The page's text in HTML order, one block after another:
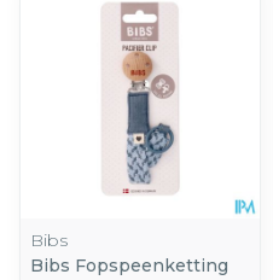
Bibs
Bibs Fopspeenketting